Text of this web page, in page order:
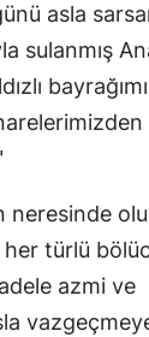
asla
sulanmış
neresinde
türlü
azmi ve